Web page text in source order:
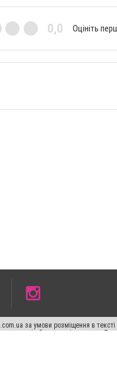
0,0 Оцініть
за умови розміщення в
в тексті або в якості джерела.